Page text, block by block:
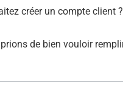
créer un compte client
de bien vouloir